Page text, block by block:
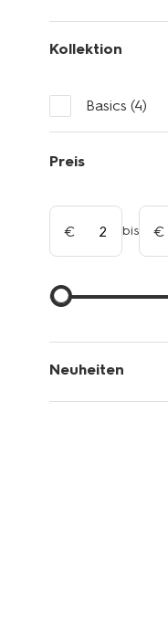
Kollektion
Basics (4)
Preis
bis
Neuheiten